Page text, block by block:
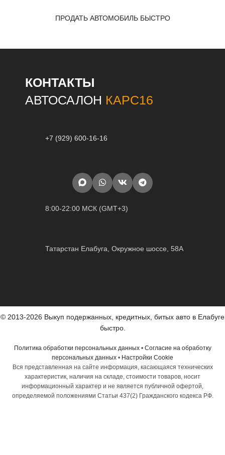
ПРОДАТЬ АВТОМОБИЛЬ БЫСТРО
КОНТАКТЫ
АВТОСАЛОН КАРС16
+7 (929) 600-16-16
8:00-22:00 МСК (GMT+3)
Татарстан Елабуга, Окружное шоссе, 58А
© 2013-2026 Выкуп подержанных, кредитных, битых авто в Елабуге
быстро.
Политика обработки персональных данных• Согласие на обработку
персональных данных • Настройки Cookie
Вся представленная на сайте информация, касающаяся технических
характеристик, наличия на складе, стоимости товаров, носит
информационный характер и не является публичной офертой,
определяемой положениями Статьи 437(2) Гражданского кодекса РФ.